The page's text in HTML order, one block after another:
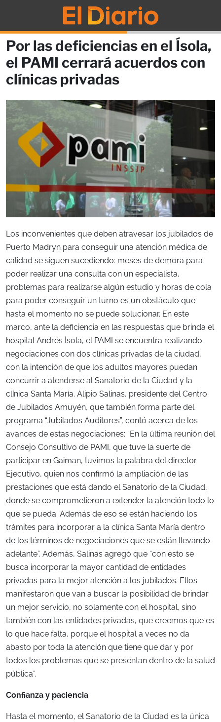
Por las deficiencias en el Ísola,
el PAMI cerrará acuerdos con
clínicas privadas
Los inconvenientes que deben atravesar los jubilados de
Puerto Madryn para conseguir una atención médica de
calidad se siguen sucediendo: meses de demora para
poder realizar una consulta con un especialista,
problemas para realizarse algún estudio y horas de cola
para poder conseguir un turno es un obstáculo que
hasta el momento no se puede solucionar. En este
marco, ante la deficiencia en las respuestas que brinda el
hospital Andrés Ísola, el PAMI se encuentra realizando
negociaciones con dos clínicas privadas de la ciudad,
con la intención de que los adultos mayores puedan
concurrir a atenderse al Sanatorio de la Ciudad y la
clínica Santa María. Alipio Salinas, presidente del Centro
de Jubilados Amuyén, que también forma parte del
programa “Jubilados Auditores”, contó acerca de los
avances de estas negociaciones: “En la última reunión del
Consejo Consultivo de PAMI, que tuve la suerte de
participar en Gaiman, tuvimos la palabra del director
Ejecutivo, quien nos confirmó la ampliación de las
prestaciones que está dando el Sanatorio de la Ciudad,
donde se comprometieron a extender la atención todo lo
que se pueda. Además de eso se están haciendo los
trámites para incorporar a la clínica Santa María dentro
de los términos de negociaciones que se están llevando
adelante”. Además, Salinas agregó que “con esto se
busca incorporar la mayor cantidad de entidades
privadas para la mejor atención a los jubilados. Ellos
manifestaron que van a buscar la posibilidad de brindar
un mejor servicio, no solamente con el hospital, sino
también con las entidades privadas, que creemos que es
lo que hace falta, porque el hospital a veces no da
abasto por toda la atención que tiene que dar y por
todos los problemas que se presentan dentro de la salud
pública”.
Confianza y paciencia
Hasta el momento, el Sanatorio de la Ciudad es la única